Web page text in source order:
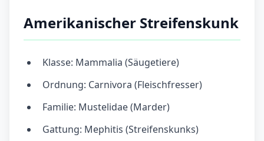
Amerikanischer Streifenskunk
Klasse: Mammalia (Säugetiere)
Ordnung: Carnivora (Fleischfresser)
Familie: Mustelidae (Marder)
Gattung: Mephitis (Streifenskunks)